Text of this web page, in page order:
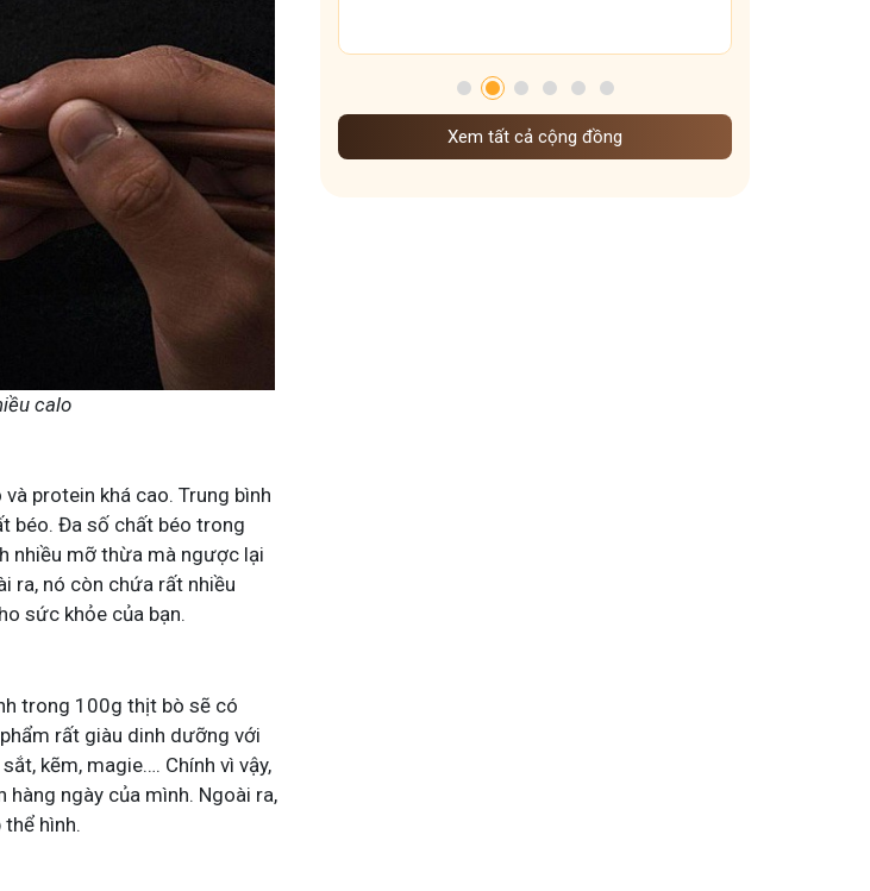
calo
protein khá cao. Trung bình
béo. Đa số chất béo trong
nhiều mỡ thừa mà ngược lại
ra, nó còn chứa rất nhiều
sức khỏe của bạn.
trong 100g thịt bò sẽ có
rất giàu dinh dưỡng với
kẽm, magie…. Chính vì vậy,
hàng ngày của mình. Ngoài ra,
hình.
Xem tất cả cộng đồng